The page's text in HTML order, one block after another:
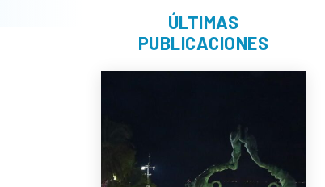
ÚLTIMAS
PUBLICACIONES